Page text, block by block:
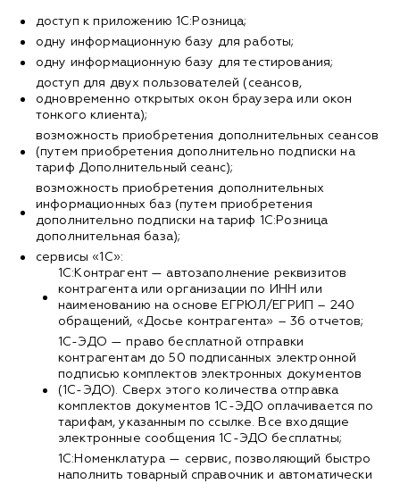
доступ к приложению 1С:Розница;
одну информационную базу для работы;
одну информационную базу для тестирования;
доступ для двух пользователей (сеансов,
одновременно открытых окон браузера или окон
тонкого клиента);
возможность приобретения дополнительных сеансов
(путем приобретения дополнительно подписки на
тариф Дополнительный сеанс);
возможность приобретения дополнительных
информационных баз (путем приобретения
дополнительно подписки на тариф 1С:Розница
дополнительная база);
сервисы «1С»:
1С:Контрагент — автозаполнение реквизитов
контрагента или организации по ИНН или
наименованию на основе ЕГРЮЛ/ЕГРИП – 240
обращений, «Досье контрагента» – 36 отчетов;
1С-ЭДО — право бесплатной отправки
контрагентам до 50 подписанных электронной
подписью комплектов электронных документов
(1С-ЭДО). Сверх этого количества отправка
комплектов документов 1С-ЭДО оплачивается по
тарифам, указанным по ссылке. Все входящие
электронные сообщения 1С-ЭДО бесплатны;
1С:Номенклатура — сервис, позволяющий быстро
наполнить товарный справочник и автоматически